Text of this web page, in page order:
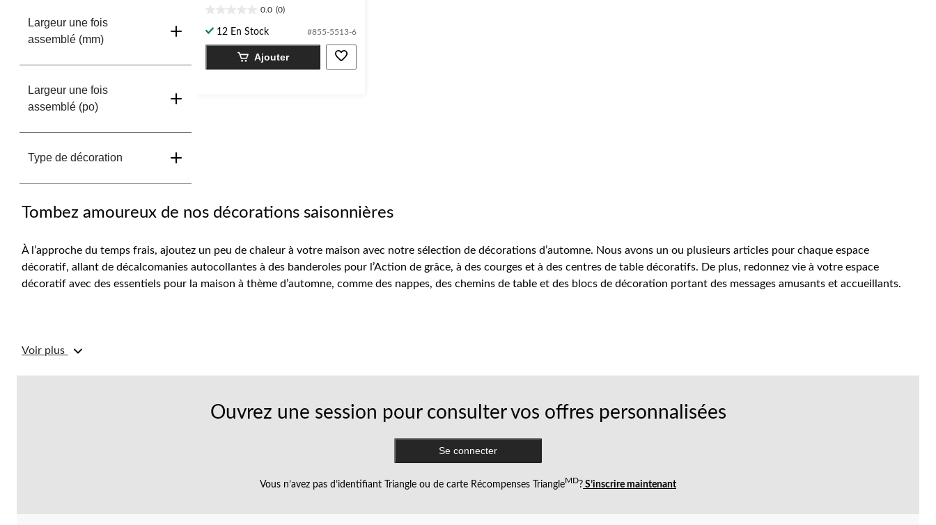
Largeur une fois
assemblé (mm)
Largeur une fois
assemblé (po)
Type de décoration
0.0 (0)
étoile(s)
sur
12 En Stock #855-5513-6
Ajouter
Tombez amoureux de nos décorations saisonnières
À l’approche du temps frais, ajoutez un peu de chaleur à votre maison avec notre sélection de décorations d’automne. Nous avons un ou plusieurs articles pour chaque espace
décoratif, allant de décalcomanies autocollantes à des banderoles pour l’Action de grâce, à des courges et à des centres de table décoratifs. De plus, redonnez vie à votre espace
décoratif avec des essentiels pour la maison à thème d’automne, comme des nappes, des chemins de table et des blocs de décoration portant des messages amusants et accueillants.
Voir plus
Ouvrez une session pour consulter vos offres personnalisées
Se connecter
Vous n’avez pas d’identifiant Triangle ou de carte Récompenses TriangleMD? S’inscrire maintenant